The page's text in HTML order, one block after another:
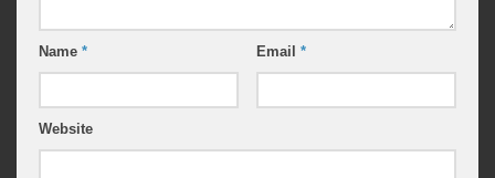
Name * Email *
Website